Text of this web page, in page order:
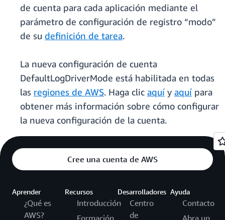
de cuenta para cada aplicación mediante el
parámetro de configuración de registro “modo”
de su definición de tarea.
La nueva configuración de cuenta
DefaultLogDriverMode está habilitada en todas
las regiones de AWS. Haga clic aquí y aquí para
obtener más información sobre cómo configurar
la nueva configuración de la cuenta.
Cree una cuenta de AWS
Aprender
¿Qué es
AWS?
Recursos
Introducción
Desarrolladores
Centro
de
Ayuda
Contacto